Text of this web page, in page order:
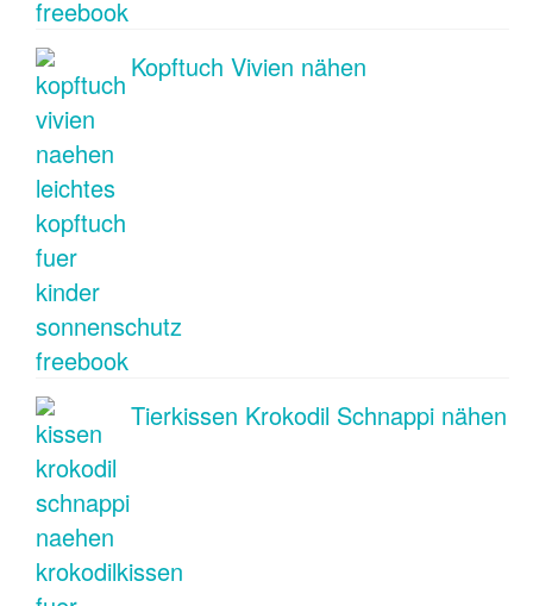
Kopftuch Vivien nähen
Tierkissen Krokodil Schnappi nähen